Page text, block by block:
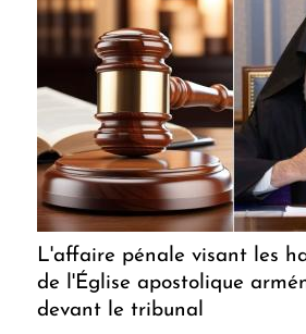
L'affaire pénale visant les
de l'Église apostolique
devant le tribunal